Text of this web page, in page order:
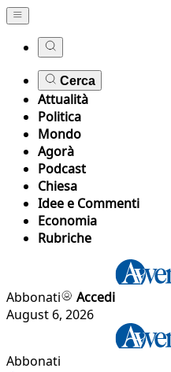
Cerca
Attualità
Politica
Mondo
Agorà
Podcast
Chiesa
Idee e Commenti
Economia
Rubriche
Abbonati
Accedi
August 6, 2026
Abbonati